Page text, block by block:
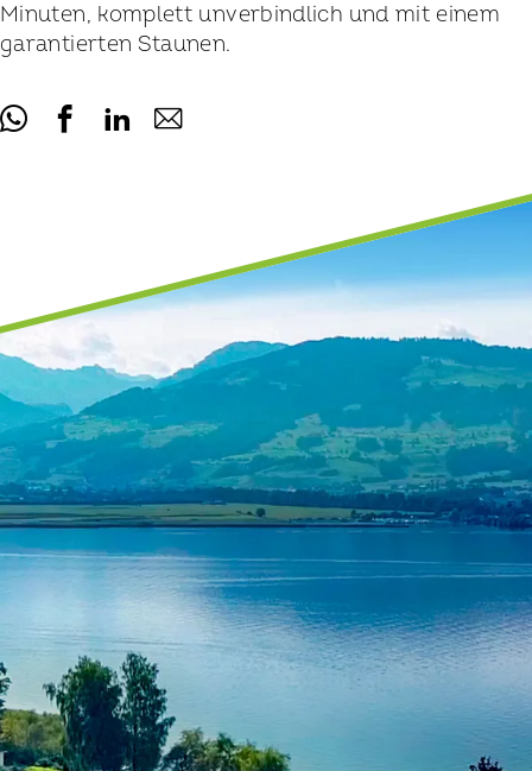
Minuten, komplett unverbindlich und mit einem
garantierten Staunen.